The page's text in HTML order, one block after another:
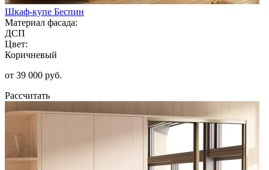
Шкаф-купе Беспин
Материал фасада:
ДСП
Цвет:
Коричневый
от 39 000 руб.
Рассчитать